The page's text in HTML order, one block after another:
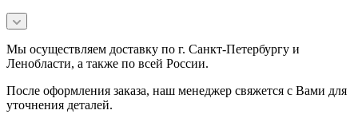
Мы осуществляем доставку по г. Санкт-Петербургу и
Ленобласти, а также по всей России.
После оформления заказа, наш менеджер свяжется с Вами для
уточнения деталей.